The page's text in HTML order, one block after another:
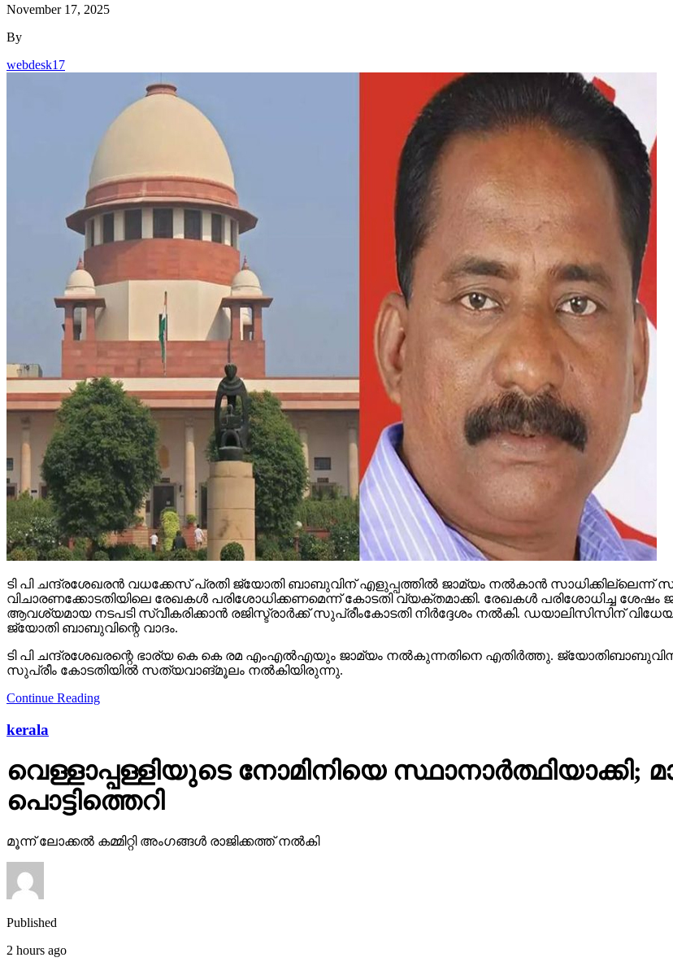
November 17, 2025
By
webdesk17
ടി പി ചന്ദ്രശേഖരന്‍ വധക്കേസ് പ്രതി ജ്യോതി ബാബുവിന് എളുപ്പത്തില്‍ ജാമ്യം നല്‍കാന്‍
വിചാരണക്കോടതിയിലെ രേഖകള്‍ പരിശോധിക്കണമെന്ന് കോടതി വ്യക്തമാക്കി. രേഖകള്‍ പരിശോധിച്ച ശേഷം
ആവശ്യമായ നടപടി സ്വീകരിക്കാന്‍ രജിസ്ട്രാര്‍ക്ക് സുപ്രീംകോടതി നിര്‍ദ്ദേശം നല്‍കി. ഡയാലിസിസിന്
ജ്യോതി ബാബുവിന്റെ വാദം.
ടി പി ചന്ദ്രശേഖരന്റെ ഭാര്യ കെ കെ രമ എംഎല്‍എയും ജാമ്യം നല്‍കുന്നതിനെ എതിര്‍ത്തു.
സുപ്രീം കോടതിയില്‍ സത്യവാങ്മൂലം നല്‍കിയിരുന്നു.
Continue Reading
kerala
വെള്ളാപ്പള്ളിയുടെ നോമിനിയെ സ്ഥാനാര്‍ത്ഥിയാക്കി;
പൊട്ടിത്തെറി
മൂന്ന് ലോക്കല്‍ കമ്മിറ്റി അംഗങ്ങള്‍ രാജിക്കത്ത് നല്‍കി
Published
2 hours ago